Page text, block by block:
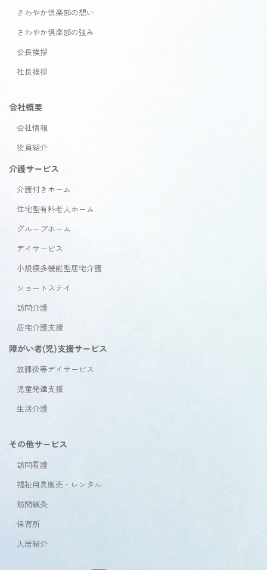
さわやか倶楽部の想い
さわやか倶楽部の強み
会長挨拶
社長挨拶
会社概要
会社情報
役員紹介
介護サービス
介護付きホーム
住宅型有料老人ホーム
グループホーム
デイサービス
小規模多機能型居宅介護
ショートステイ
訪問介護
居宅介護支援
障がい者(児)支援サービス
放課後等デイサービス
児童発達支援
生活介護
その他サービス
訪問看護
福祉用具販売・レンタル
訪問鍼灸
保育所
入居紹介